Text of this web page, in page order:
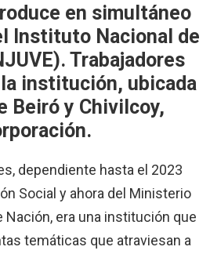
en simultáneo
Instituto Nacional de
Trabajadores
institución, ubicada
Beiró y Chivilcoy,
dependiente hasta el 2023
Social y ahora del Ministerio
Nación, era una institución que
temáticas que atraviesan a